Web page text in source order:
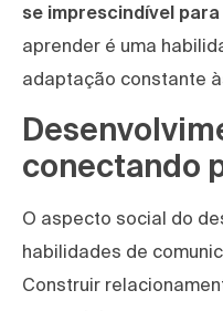
se imprescindível
aprender é uma
adaptação constante
conectando
O aspecto social do
habilidades de
Construir